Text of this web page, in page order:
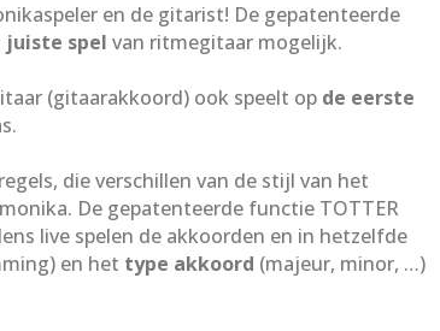
en de gitarist! De gepatenteerde
juiste spel van ritmegitaar mogelijk.
(gitaarakkoord) ook speelt op de eerste
die verschillen van de stijl van het
De gepatenteerde functie TOTTER
live spelen de akkoorden en in hetzelfde
en het type akkoord (majeur, minor, …)